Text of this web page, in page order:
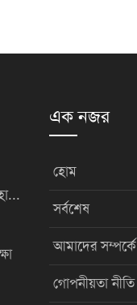
এক নজর
হোম
সর্বশেষ
আমাদের সম্পর্কে
গোপনীয়তা নীতি